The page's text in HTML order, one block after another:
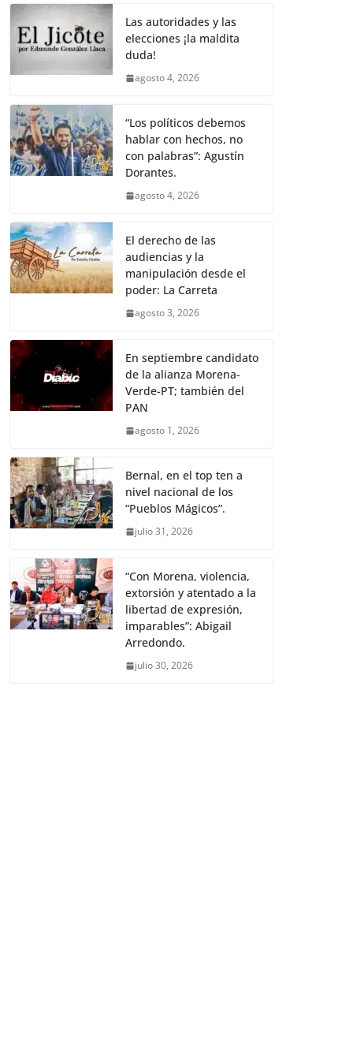
k
Las autoridades y las
elecciones ¡la maldita
duda!
agosto 4, 2026
“Los políticos debemos
hablar con hechos, no
con palabras”: Agustín
Dorantes.
agosto 4, 2026
El derecho de las
audiencias y la
manipulación desde el
poder: La Carreta
agosto 3, 2026
En septiembre candidato
de la alianza Morena-
Verde-PT; también del
PAN
agosto 1, 2026
Bernal, en el top ten a
nivel nacional de los
“Pueblos Mágicos”.
julio 31, 2026
“Con Morena, violencia,
extorsión y atentado a la
libertad de expresión,
imparables”: Abigail
Arredondo.
julio 30, 2026